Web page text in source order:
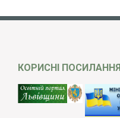
КОРИСНІ ПОСИЛАННЯ